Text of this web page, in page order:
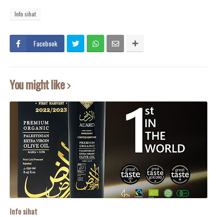
Info sihat
Facebook
You might like
Info sihat